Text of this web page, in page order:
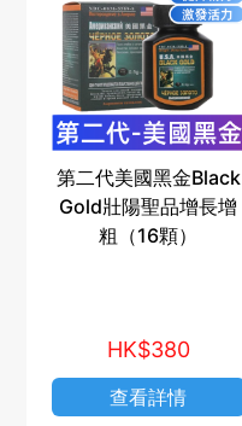
第二代美國黑金Black
Gold壯陽聖品增長增
粗（16顆）
HK$380
查看詳情